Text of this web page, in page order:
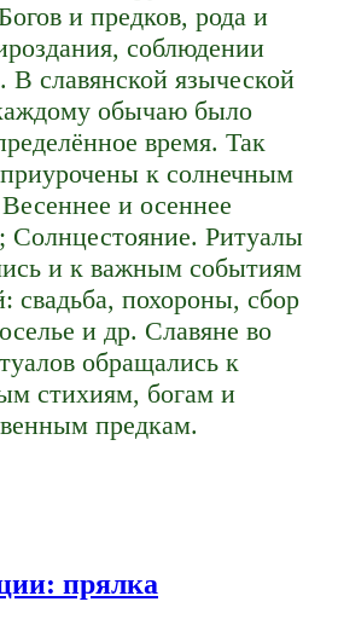
и предков, рода и
соблюдении
В славянской языческой
обычаю было
время. Так
к солнечным
и осеннее
Солнцестояние. Ритуалы
и к важным событиям
свадьба, похороны, сбор
и др. Славяне во
обращались к
стихиям, богам и
предкам.
прялка